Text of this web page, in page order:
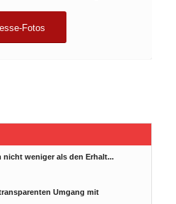
Fotos
nicht weniger als den Erhalt...
Umgang mit